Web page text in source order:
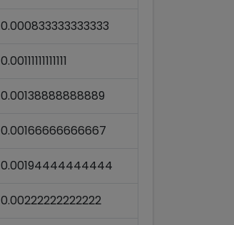
0.000833333333333
0.00111111111111
0.00138888888889
0.00166666666667
0.00194444444444
0.00222222222222